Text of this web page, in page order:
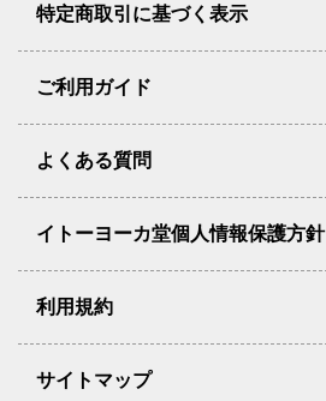
特定商取引に基づく表示
ご利用ガイド
よくある質問
イトーヨーカ堂個人情報保護方針
利用規約
サイトマップ